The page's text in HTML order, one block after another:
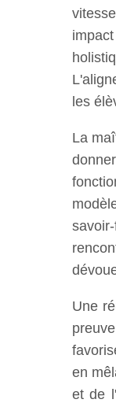
les
La
Une
en
et de